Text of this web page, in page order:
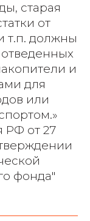
старая
от
т.п. должны
и
для
или
РФ от 27
фонда"